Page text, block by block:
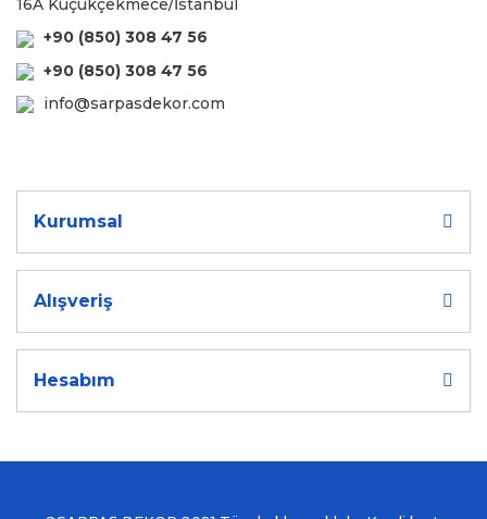
16A Küçükçekmece/İstanbul
+90 (850) 308 47 56
+90 (850) 308 47 56
info@sarpasdekor.com
Kurumsal
Alışveriş
Hesabım